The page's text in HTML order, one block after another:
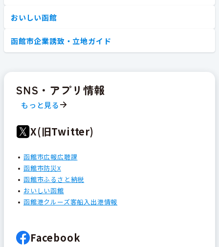
おいしい函館
函館市企業誘致・立地ガイド
SNS・アプリ情報
もっと見る
X(旧Twitter)
函館市広報広聴課
函館市防災X
函館市ふるさと納税
おいしい函館
函館港クルーズ客船入出港情報
Facebook